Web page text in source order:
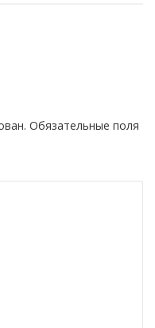
Обязательные поля